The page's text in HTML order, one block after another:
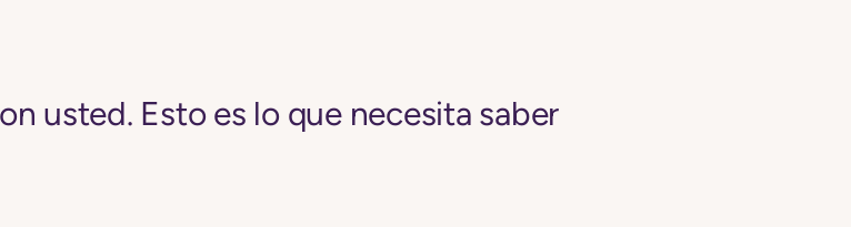
usted. Esto es lo que necesita saber